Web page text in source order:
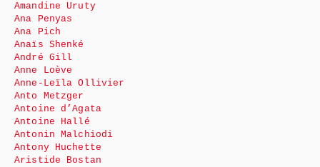
Amandine Uruty
Ana Penyas
Ana Pich
Anaïs Shenké
André Gill
Anne Loève
Anne-Leïla Ollivier
Anto Metzger
Antoine d’Agata
Antoine Hallé
Antonin Malchiodi
Antony Huchette
Aristide Bostan